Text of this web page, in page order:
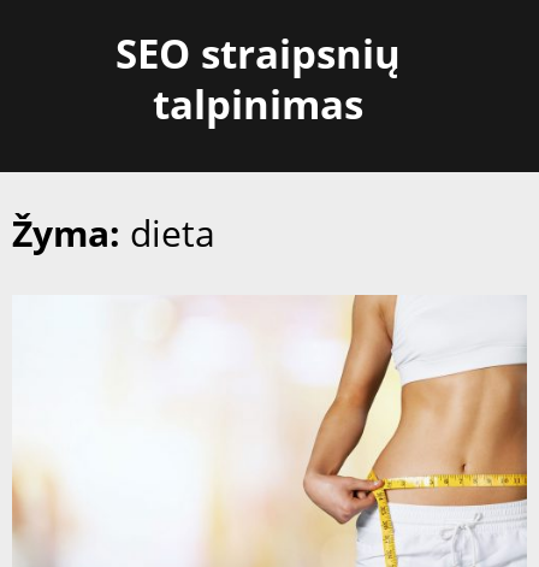
SEO straipsnių
talpinimas
Žyma: dieta